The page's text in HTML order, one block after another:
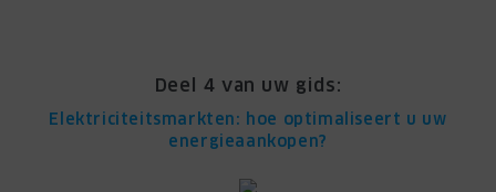
Deel 4 van uw gids:
Elektriciteitsmarkten: hoe optimaliseert u uw
energieaankopen?